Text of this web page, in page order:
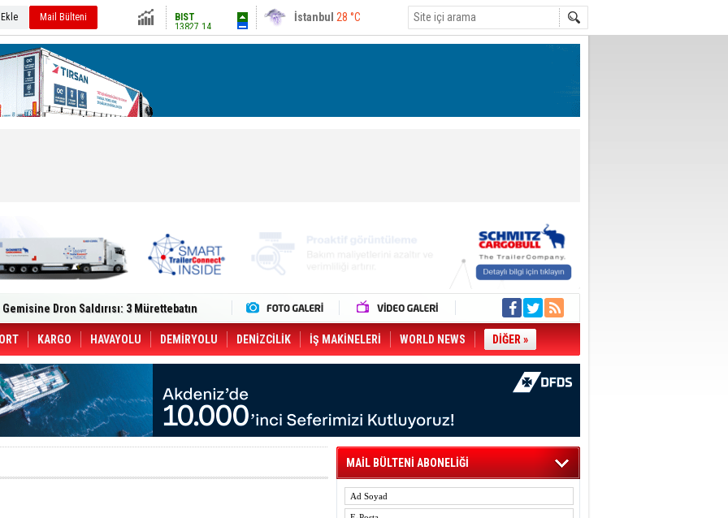
Mail Bülteni
Altın
Dolar47.7022
Ankara27 °C
Master Red EDITION'ı ÖKN Lojistik
CCO'su Oldu
49 Destinasyonda İndirimli Taşıma
Aybir Lojistik Filosuna Katıldı
Dergi)
Yönetimini Dijitalleştiriyor
in June, Up 8.5%
ile Güçlendirdi
Saadia Zahidi Getirildi. IATA Tarihinde İlk
KARGO HAVAYOLU DEMİRYOLU DENİZCİLİK İŞ MAKİNELERİ WORLD NEWS DİĞER »
MAİL BÜLTENİ ABONELİĞİ